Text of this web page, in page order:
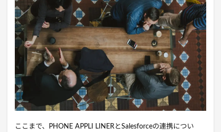
ここまで、PHONE APPLI LINERとSalesforceの連携につい